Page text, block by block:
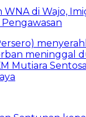
di Wajo,